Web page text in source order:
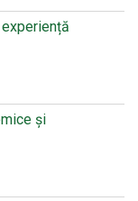
și